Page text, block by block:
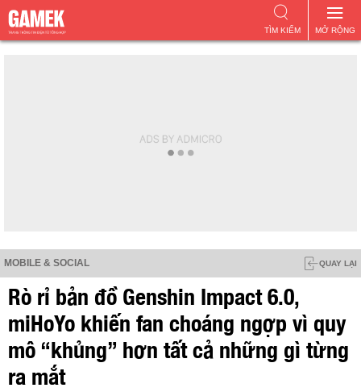
MỞ RỘNG
TÌM KIẾM
MOBILE & SOCIAL QUAY LẠI
Rò rỉ bản đồ Genshin Impact 6.0,
miHoYo khiến fan choáng ngợp vì quy
mô “khủng” hơn tất cả những gì từng
ra mắt